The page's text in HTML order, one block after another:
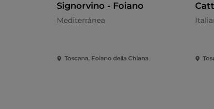
Signorvino - Foiano
Mediterránea
Toscana, Foiano della Chiana